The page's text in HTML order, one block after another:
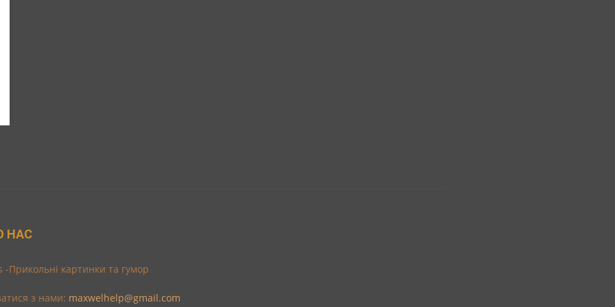
НАС
-Прикольні картинки та гумор
з нами: maxwelhelp@gmail.com